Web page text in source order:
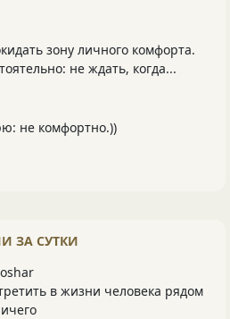
зону личного комфорта.
не ждать, когда...
не комфортно.))
ЗА СУТКИ
в жизни человека рядом